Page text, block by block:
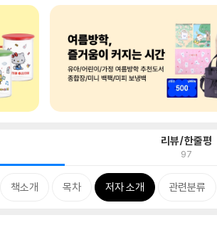
리뷰/한줄평
97
책소개 목차 저자 소개 관련분류